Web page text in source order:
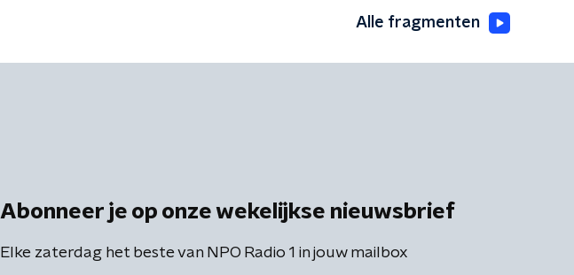
Alle fragmenten
Abonneer je op onze wekelijkse nieuwsbrief
Elke zaterdag het beste van NPO Radio 1 in jouw mailbox